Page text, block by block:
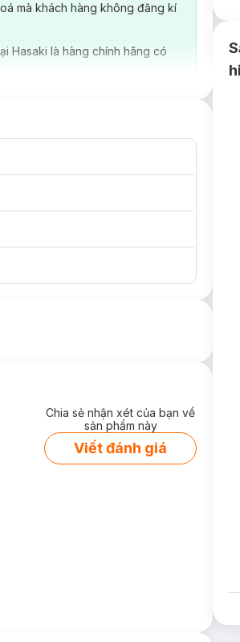
mà khách hàng không đăng kí
Hasaki là hàng chính hãng có
Chia sẻ nhận xét của bạn về
sản phẩm này
Viết đánh giá